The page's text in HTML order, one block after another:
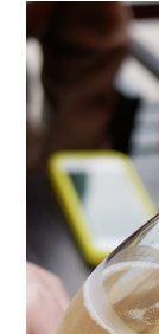
います。
んな母の影響
られない話で
があって、お
ち米を臼に移
て手伝うのが
る親戚が食べ
した。